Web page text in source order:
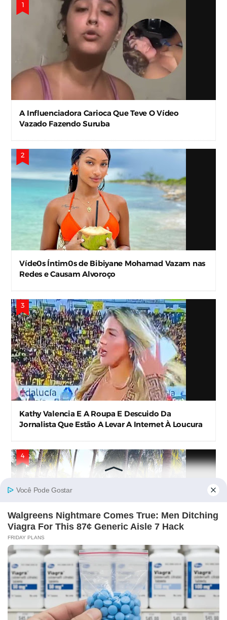
A Influenciadora Carioca Que Teve O Vídeo
Vazado Fazendo Suruba
Víde0s Íntim0s de Bibiyane Mohamad Vazam nas
Redes e Causam Alvoroço
Kathy Valencia E A Roupa E Descuido Da
Jornalista Que Estão A Levar A Internet À Loucura
Cuca Roseta Mostra-se Abençoada E Fãs Vão À
Beira Da Loucura